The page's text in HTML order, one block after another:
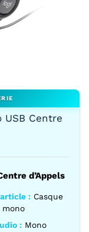
USB Centre
d’Appels
: Casque
mono
: Mono